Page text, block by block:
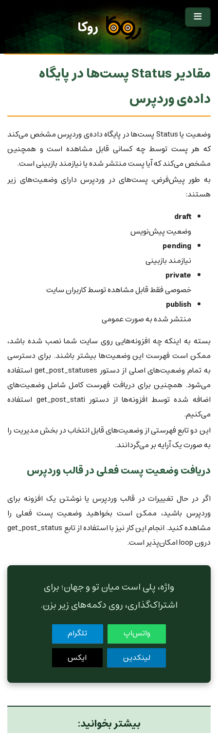
روکا
مقادیر Status پست‌ها در پایگاه
داده‌ی وردپرس
وضعیت یا Status پست‌ها در پایگاه داده‌ی وردپرس مشخص می‌کند
که هر پست توسط چه کسانی قابل مشاهده است و همچنین
مشخص می‌کند که آیا پست منتشر شده یا نیازمند بازبینی است.
به طور پیش‌فرض، پست‌های در وردپرس دارای وضعیت‌های زیر
هستند:
draft
وضعیت پیش‌نویس
pending
نیازمند بازبینی
private
خصوصی فقط قابل مشاهده توسط کاربران سایت
publish
منتشر شده به صورت عمومی
بسته به اینکه چه افزونه‌هایی روی سایت شما نصب شده باشد،
ممکن است فهرست این وضعیت‌ها بیشتر باشند. برای دسترسی
به تمام وضعیت‌های اصلی از دستور get_post_statuses استفاده
می‌شود. همچنین برای دریافت فهرست کامل شامل وضعیت‌های
اضافه شده توسط افزونه‌ها از دستور get_post_stati استفاده
می‌کنیم.
این دو تابع فهرستی از وضعیت‌های قابل انتخاب در بخش مدیریت را
به صورت یک آرایه بر می‌گردانند.
دریافت وضعیت پست فعلی در قالب وردپرس
اگر در حال تغییرات در قالب وردپرس یا نوشتن یک افزونه برای
وردپرس باشید، ممکن است بخواهید وضعیت پست فعلی را
مشاهده کنید. انجام این کار نیز با استفاده از تابع get_post_status
درون loop امکان‌پذیر است.
واژه، پلی است میان تو و جهان؛ برای
اشتراک‌گذاری، روی دکمه‌های زیر بزن.
واتس‌اپ
تلگرام
لینکدین
ایکس
بیشتر بخوانید: